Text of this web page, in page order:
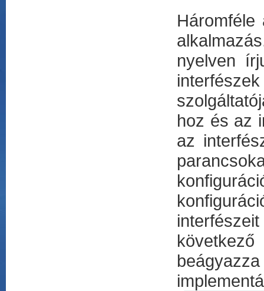
Háromféle
nyelven
hoz és az
az